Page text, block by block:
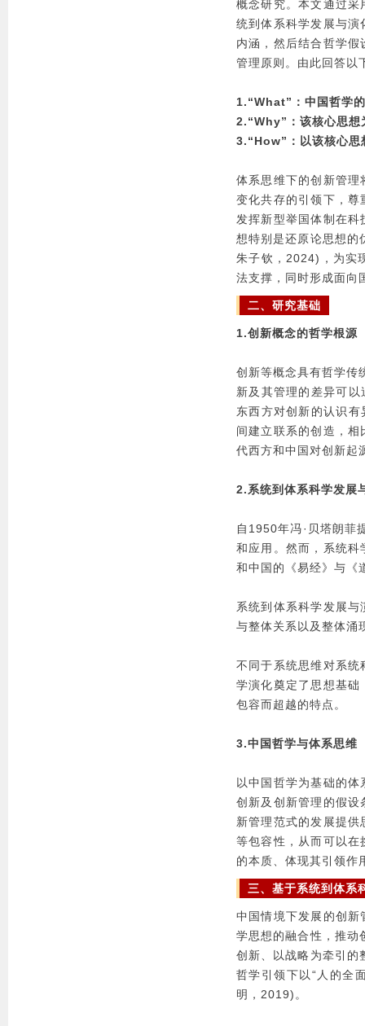
概念研究。本文通过
统到体系科学发展与
内涵，然后结合哲学
管理原则。由此回答以
1.“What”：中国哲学
2.“Why”：该核心思想
3.“How”：以该核心思
体系思维下的创新管
变化共存的引领下，
发挥新型举国体制在
想特别是还原论思想的
朱子钦，2024)，为实
法支撑，同时形成面向
二、研究基础
1.创新概念的哲学根源
创新等概念具有哲学传
新及其管理的差异可
东西方对创新的认识
间建立联系的创造，
代西方和中国对创新起
2.系统到体系科学发展
自1950年冯·贝塔朗菲
和应用。然而，系统
和中国的《易经》与《
系统到体系科学发展
与整体关系以及整体涌
不同于系统思维对系
学演化奠定了思想基
包容而超越的特点。
3.中国哲学与体系思维
以中国哲学为基础的
创新及创新管理的假
新管理范式的发展提
等包容性，从而可以
的本质、体现其引领作
三、基于系统到体系
中国情境下发展的创
学思想的融合性，推动
创新、以战略为牵引的
哲学引领下以“人的全
明，2019)。